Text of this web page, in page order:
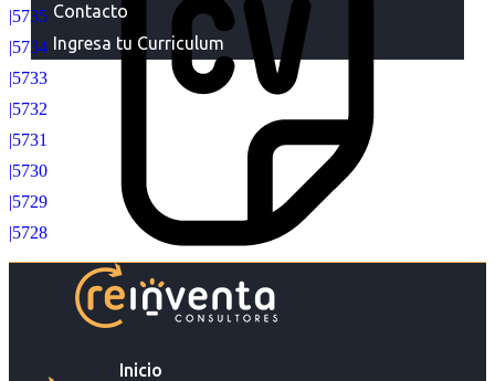
Inicio
Contacto
Ingresa tu Curriculum
|5735
|5734
|5733
|5732
|5731
|5730
|5729
|5728